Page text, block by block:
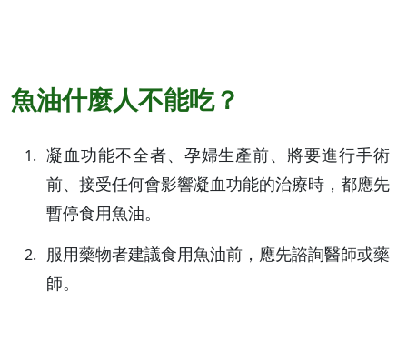
魚油什麼人不能吃？
凝血功能不全者、孕婦生產前、將要進行手術
前、接受任何會影響凝血功能的治療時，都應先
暫停食用魚油。
服用藥物者建議食用魚油前，應先諮詢醫師或藥
師。